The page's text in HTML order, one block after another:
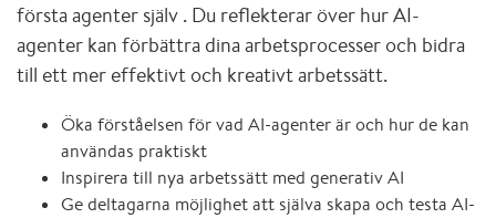
första agenter själv . Du reflekterar över hur AI-
agenter kan förbättra dina arbetsprocesser och bidra
till ett mer effektivt och kreativt arbetssätt.
Öka förståelsen för vad AI-agenter är och hur de kan
användas praktiskt
Inspirera till nya arbetssätt med generativ AI
Ge deltagarna möjlighet att själva skapa och testa AI-